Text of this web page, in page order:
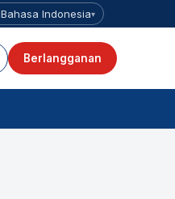
Bahasa Indonesia▾
Berlangganan